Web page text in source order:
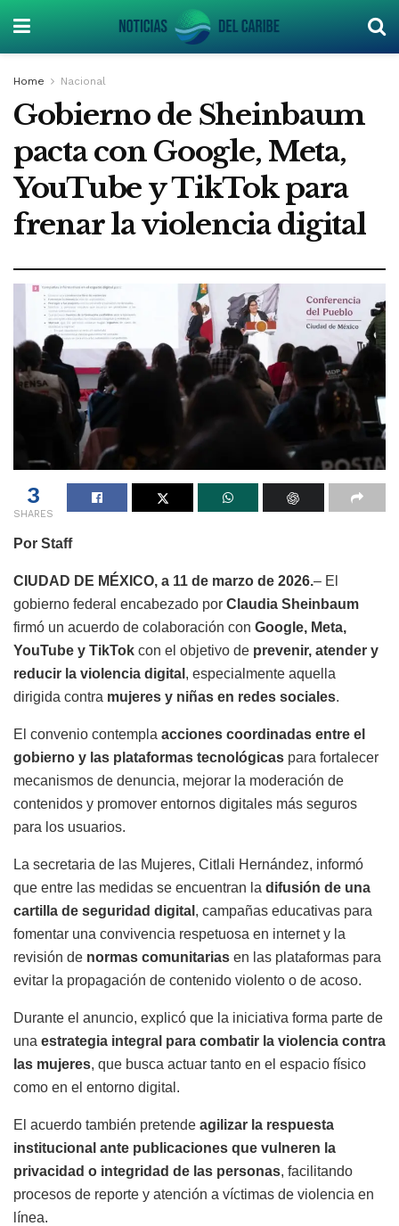
Home Nacional
Gobierno de Sheinbaum
pacta con Google, Meta,
YouTube y TikTok para
frenar la violencia digital
3
SHARES
Por Staff
CIUDAD DE MÉXICO, a 11 de marzo de 2026.– El
gobierno federal encabezado por Claudia Sheinbaum
firmó un acuerdo de colaboración con Google, Meta,
YouTube y TikTok con el objetivo de prevenir, atender y
reducir la violencia digital , especialmente aquella
dirigida contra mujeres y niñas en redes sociales.
El convenio contempla acciones coordinadas entre el
gobierno y las plataformas tecnológicas para fortalecer
mecanismos de denuncia, mejorar la moderación de
contenidos y promover entornos digitales más seguros
para los usuarios.
La secretaria de las Mujeres, Citlali Hernández, informó
que entre las medidas se encuentran la difusión de una
cartilla de seguridad digital , campañas educativas para
fomentar una convivencia respetuosa en internet y la
revisión de normas comunitarias en las plataformas para
evitar la propagación de contenido violento o de acoso.
Durante el anuncio, explicó que la iniciativa forma parte de
una estrategia integral para combatir la violencia contra
las mujeres, que busca actuar tanto en el espacio físico
como en el entorno digital.
El acuerdo también pretende agilizar la respuesta
institucional ante publicaciones que vulneren la
privacidad o integridad de las personas, facilitando
procesos de reporte y atención a víctimas de violencia en
línea.